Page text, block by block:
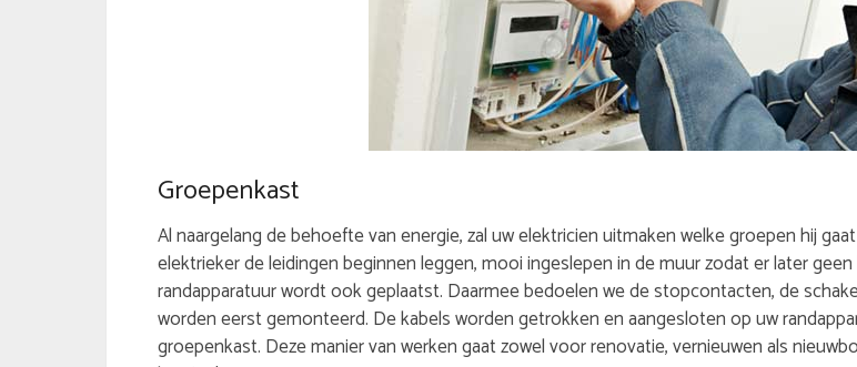
Groepenkast
Al naargelang de behoefte van energie, zal uw elektricien uitmaken welke groepen hij
elektrieker de leidingen beginnen leggen, mooi ingeslepen in de muur zodat er later
randapparatuur wordt ook geplaatst. Daarmee bedoelen we de stopcontacten, de
worden eerst gemonteerd. De kabels worden getrokken en aangesloten op uw
groepenkast. Deze manier van werken gaat zowel voor renovatie, vernieuwen als